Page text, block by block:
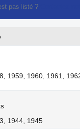
pas listé ?
1959, 1960, 1961,
1944, 1945